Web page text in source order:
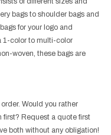
bags to shoulder bags and
for your logo and
1-color to multi-color
woven, these bags are
Would you rather
Request a quote first
both without any obligation!